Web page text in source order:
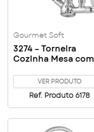
Gourmet Soft
3274 – Torneira
Cozinha Mesa com
C17 – Copo ABS
VER PRODUTO
Ref. Produto 6178